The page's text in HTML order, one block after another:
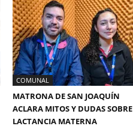
COMUNAL
MATRONA DE SAN JOAQUÍN
ACLARA MITOS Y DUDAS SOBRE
LACTANCIA MATERNA